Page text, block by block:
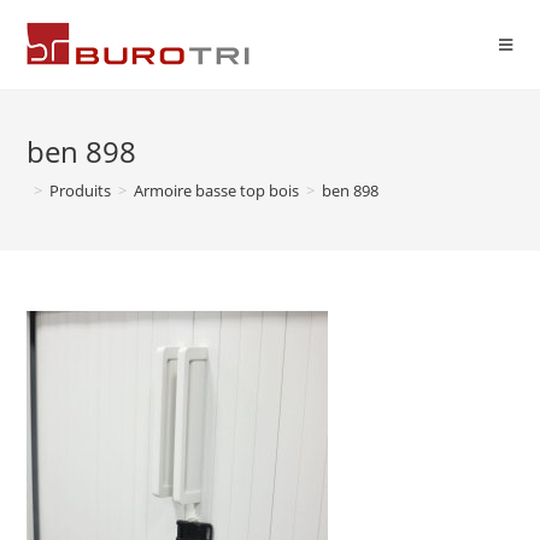
ben 898
> Produits > Armoire basse top bois > ben 898